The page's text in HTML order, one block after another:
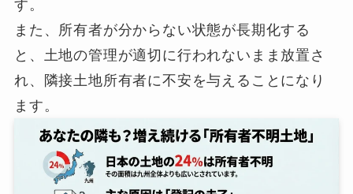
す。
また、所有者が分からない状態が長期化する
と、土地の管理が適切に行われないまま放置さ
れ、隣接土地所有者に不安を与えることになり
ます。